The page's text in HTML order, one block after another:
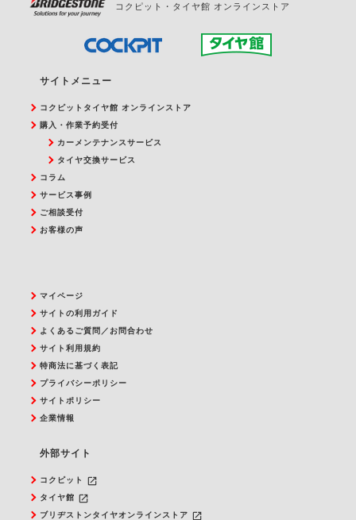
コクピット・タイヤ館 オンラインストア
サイトメニュー
コクピットタイヤ館 オンラインストア
購入・作業予約受付
カーメンテナンスサービス
タイヤ交換サービス
コラム
サービス事例
ご相談受付
お客様の声
マイページ
サイトの利用ガイド
よくあるご質問／お問合わせ
サイト利用規約
特商法に基づく表記
プライバシーポリシー
サイトポリシー
企業情報
外部サイト
コクピット launch
タイヤ館 launch
ブリヂストンタイヤオンラインストア launch